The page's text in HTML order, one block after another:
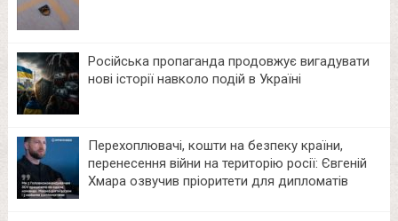
Російська пропаганда продовжує вигадувати
нові історії навколо подій в Україні
Перехоплювачі, кошти на безпеку країни,
перенесення війни на територію росії: Євгеній
Хмара озвучив пріоритети для дипломатів